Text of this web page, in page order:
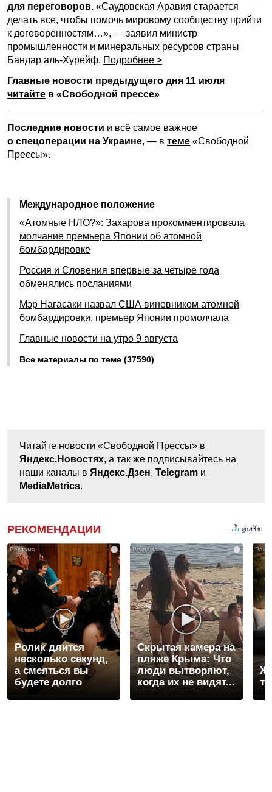
для переговоров. «Саудовская Аравия старается
делать все, чтобы помочь мировому сообществу прийти
к договоренностям…», — заявил министр
промышленности и минеральных ресурсов страны
Бандар аль-Хурейф. Подробнее >
Главные новости предыдущего дня 11 июля
читайте в «Свободной прессе»
Последние новости и всё самое важное
о спецоперации на Украине, — в теме «Свободной
Прессы».
Международное положение
«Атомные НЛО?»: Захарова прокомментировала
молчание премьера Японии об атомной
бомбардировке
Россия и Словения впервые за четыре года
обменялись посланиями
Мэр Нагасаки назвал США виновником атомной
бомбардировки, премьер Японии промолчала
Главные новости на утро 9 августа
Все материалы по теме (37590)
Читайте новости «Свободной Прессы» в
Яндекс.Новостях, а так же подписывайтесь на
наши каналы в Яндекс.Дзен, Telegram и
MediaMetrics.
РЕКОМЕНДАЦИИ
i
Ролик длится
несколько секунд,
а смеяться вы
будете долго
i
Скрытая камера на
пляже Крыма: Что
люди вытворяют,
когда их не видят...